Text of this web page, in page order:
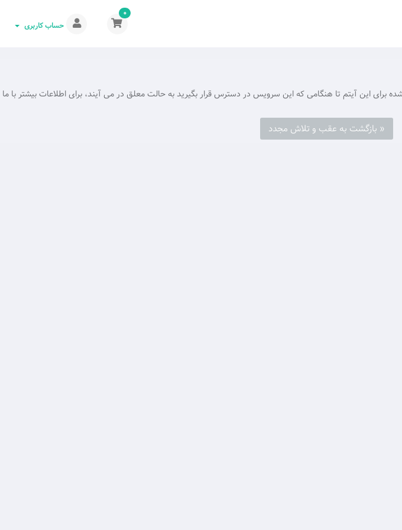
0
حساب کاربری
این آیتم تا هنگامی که این سرویس در دسترس قرار بگیرید به حالت معلق در می آیند، برای اطلاعات بیشتر با ما
« بازگشت به عقب و تلاش مجدد